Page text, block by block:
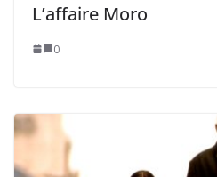
L’affaire Moro
0